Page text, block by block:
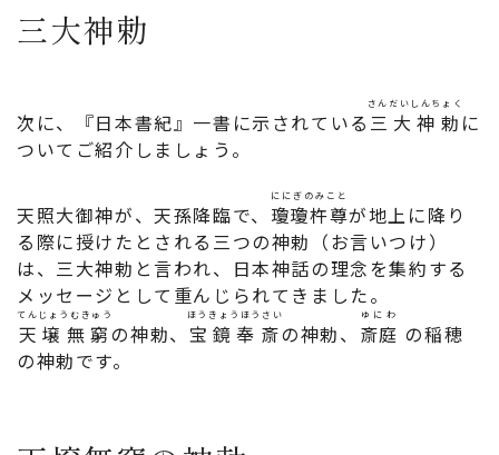
三大神勅
次に、『日本書紀』一書に示されている 三大神勅
さんだいしんちょく
に
ついてご紹介しましょう。
天照大御神が、天孫降臨で、 瓊瓊杵尊
ににぎのみこと
が地上に降り
る際に授けたとされる三つの神勅（お言いつけ）
は、三大神勅と言われ、日本神話の理念を集約する
メッセージとして重んじられてきました。
天壌無窮
てんじょうむきゅう
の神勅、 宝鏡奉斎
ほうきょうほうさい
の神勅、 斎庭
ゆにわ
の稲穂
の神勅です。